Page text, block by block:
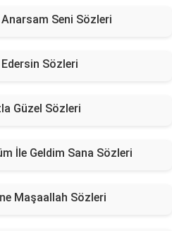
Seni Sözleri
Sözleri
Güzel Sözleri
İle Geldim Sana Sözleri
Maşaallah Sözleri